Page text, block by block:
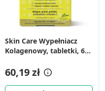
Skin Care Wypełniacz
Kolagenowy, tabletki, 60
60,19 zł